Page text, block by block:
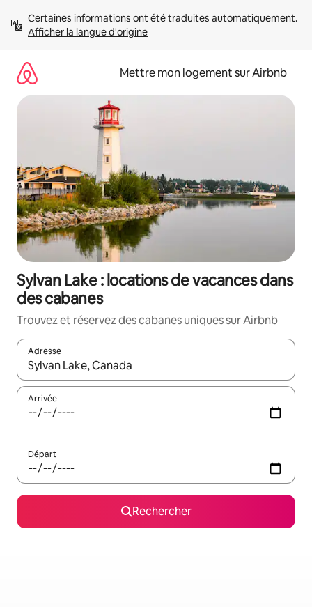
directement
Afficher la langue d'origine
Mettre mon logement sur Airbnb
Sylvan Lake : locations de vacances dans
des cabanes
Trouvez et réservez des cabanes uniques sur Airbnb
Adresse
Lorsque les résultats s'affichent, utilisez les flèches vers le
Arrivée
Départ
Rechercher